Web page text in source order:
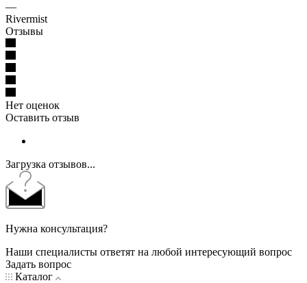
—
Rivermist
Отзывы
Нет оценок
Оставить отзыв
Загрузка отзывов...
Нужна консультация?
Наши специалисты ответят на любой интересующий вопрос
Задать вопрос
Каталог